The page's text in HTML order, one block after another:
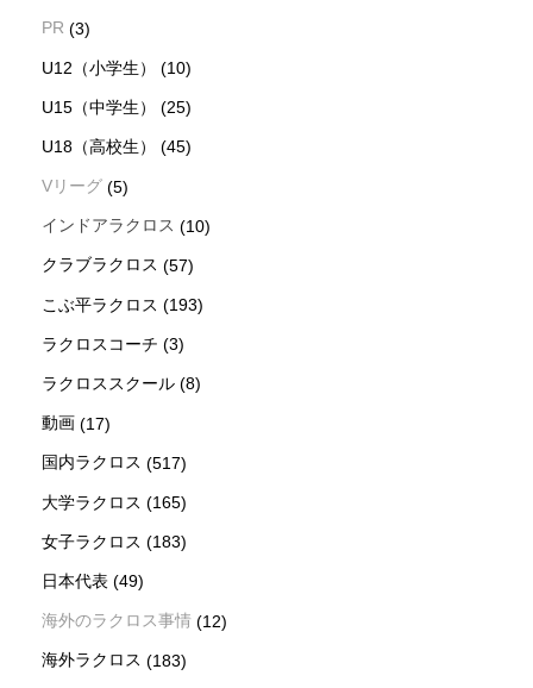
PR (3)
U12（小学生） (10)
U15（中学生） (25)
U18（高校生） (45)
Vリーグ (5)
インドアラクロス (10)
クラブラクロス (57)
こぶ平ラクロス (193)
ラクロスコーチ (3)
ラクロススクール (8)
動画 (17)
国内ラクロス (517)
大学ラクロス (165)
女子ラクロス (183)
日本代表 (49)
海外のラクロス事情 (12)
海外ラクロス (183)